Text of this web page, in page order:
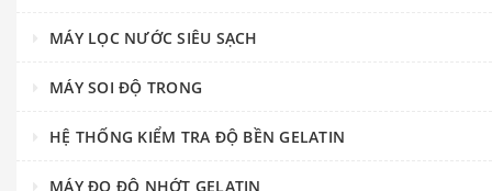
MÁY LỌC NƯỚC SIÊU SẠCH
MÁY SOI ĐỘ TRONG
HỆ THỐNG KIỂM TRA ĐỘ BỀN GELATIN
MÁY ĐO ĐỘ NHỚT GELATIN